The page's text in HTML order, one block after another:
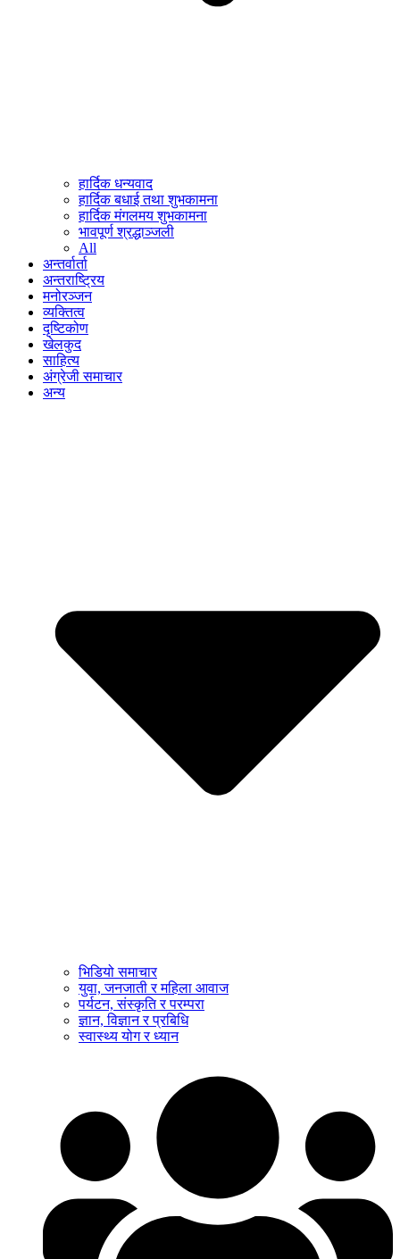
हार्दिक धन्यवाद
हार्दिक बधाई तथा शुभकामना
हार्दिक मंगलमय शुभकामना
भावपूर्ण श्रद्धाञ्जली
All
अन्तर्वार्ता
अन्तराष्ट्रिय
मनोरञ्जन
व्यक्तित्व
दृष्टिकोण
खेलकुद
साहित्य
अंग्रेजी समाचार
अन्य
भिडियो समाचार
युवा, जनजाती र महिला आवाज
पर्यटन, संस्कृति र परम्परा
ज्ञान, विज्ञान र प्रबिधि
स्वास्थ्य योग र ध्यान